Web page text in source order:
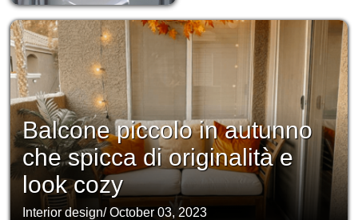
Balcone piccolo in autunno
che spicca di originalità e
look cozy
Interior design/October 03, 2023